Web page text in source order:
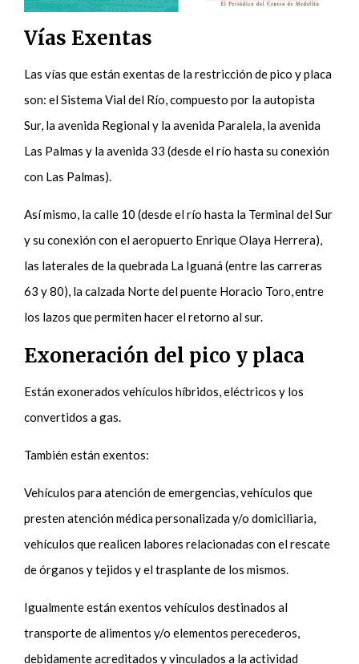
Vías Exentas
Las vías que están exentas de la restricción de pico y placa
son: el Sistema Vial del Río, compuesto por la autopista
Sur, la avenida Regional y la avenida Paralela, la avenida
Las Palmas y la avenida 33 (desde el río hasta su conexión
con Las Palmas).
Así mismo, la calle 10 (desde el río hasta la Terminal del Sur
y su conexión con el aeropuerto Enrique Olaya Herrera),
las laterales de la quebrada La Iguaná (entre las carreras
63 y 80), la calzada Norte del puente Horacio Toro, entre
los lazos que permiten hacer el retorno al sur.
Exoneración del pico y placa
Están exonerados vehículos híbridos, eléctricos y los
convertidos a gas.
También están exentos:
Vehículos para atención de emergencias, vehículos que
presten atención médica personalizada y/o domiciliaria,
vehículos que realicen labores relacionadas con el rescate
de órganos y tejidos y el trasplante de los mismos.
Igualmente están exentos vehículos destinados al
transporte de alimentos y/o elementos perecederos,
debidamente acreditados y vinculados a la actividad